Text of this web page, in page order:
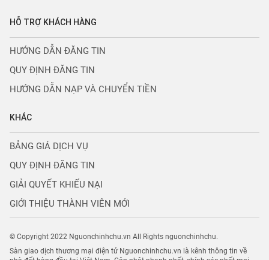
HỖ TRỢ KHÁCH HÀNG
HƯỚNG DẪN ĐĂNG TIN
QUY ĐỊNH ĐĂNG TIN
HƯỚNG DẪN NẠP VÀ CHUYỂN TIỀN
KHÁC
BẢNG GIÁ DỊCH VỤ
QUY ĐỊNH ĐĂNG TIN
GIẢI QUYẾT KHIẾU NẠI
GIỚI THIỆU THÀNH VIÊN MỚI
© Copyright 2022 Nguonchinhchu.vn All Rights nguonchinhchu.
Sàn giao dịch thương mại điện tử Nguonchinhchu.vn là kênh thông tin về